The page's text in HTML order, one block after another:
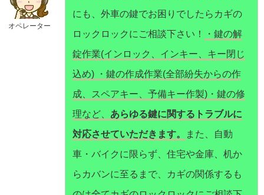
オペレーター
にも、外車の鍵でお困りでしたらカギの
ロックロックにご相談下さい！
・鍵の解
錠作業(インロック、インキー、キー閉じ
込め) ・鍵の作成作業(全部紛失からの作
成、スペアキー、予備キー作製)・鍵の修
理など、 あらゆる鍵に関するトラブルに
対応させていただきます。
また、自動
車・バイクに限らず、住宅や金庫、机か
らカバンに至るまで、カギの関係するも